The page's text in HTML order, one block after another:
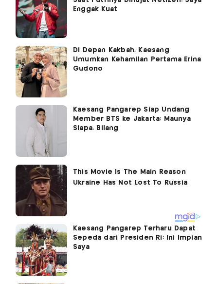
Enggak Kuat
Di Depan Kakbah, Kaesang
Umumkan Kehamilan Pertama Erina
Gudono
Kaesang Pangarep Siap Undang
Member BTS ke Jakarta: Maunya
Siapa, Bilang
Kaesang Pangarep Terharu Dapat
Sepeda dari Presiden Ri: Ini Impian
Saya